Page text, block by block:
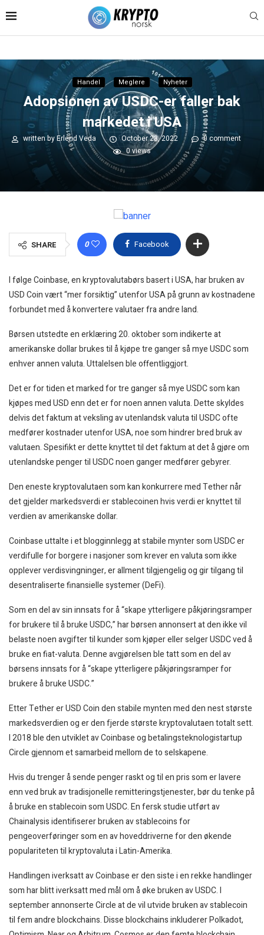
Handel Meglere Nyheter
Adopsionen av USDC-er faller bak
markedet i USA
written byErlend Veda October 23, 2022
0 comment
0 views
SHARE 0 Facebook
I følge Coinbase, en kryptovalutabørs basert i USA, har bruken av
USD Coin vært “mer forsiktig” utenfor USA på grunn av kostnadene
forbundet med å konvertere valutaer fra andre land.
Børsen utstedte en erklæring 20. oktober som indikerte at
amerikanske dollar brukes til å kjøpe tre ganger så mye USDC som
enhver annen valuta. Uttalelsen ble offentliggjort.
Det er for tiden et marked for tre ganger så mye USDC som kan
kjøpes med USD enn det er for noen annen valuta. Dette skyldes
delvis det faktum at veksling av utenlandsk valuta til USDC ofte
medfører kostnader utenfor USA, noe som hindrer bred bruk av
valutaen. Spesifikt er dette knyttet til det faktum at det å gjøre om
utenlandske penger til USDC noen ganger medfører gebyrer.
Den eneste kryptovalutaen som kan konkurrere med Tether når
det gjelder markedsverdi er stablecoinen hvis verdi er knyttet til
verdien av amerikanske dollar.
Coinbase uttalte i et blogginnlegg at stabile mynter som USDC er
verdifulle for borgere i nasjoner som krever en valuta som ikke
opplever verdisvingninger, er allment tilgjengelig og gir tilgang til
desentraliserte finansielle systemer (DeFi).
Som en del av sin innsats for å “skape ytterligere påkjøringsramper
for brukere til å bruke USDC,” har børsen annonsert at den ikke vil
belaste noen avgifter til kunder som kjøper eller selger USDC ved å
bruke en fiat-valuta. Denne avgjørelsen ble tatt som en del av
børsens innsats for å “skape ytterligere påkjøringsramper for
brukere å bruke USDC.”
Etter Tether er USD Coin den stabile mynten med den nest største
markedsverdien og er den fjerde største kryptovalutaen totalt sett.
I 2018 ble den utviklet av Coinbase og betalingsteknologistartup
Circle gjennom et samarbeid mellom de to selskapene.
Hvis du trenger å sende penger raskt og til en pris som er lavere
enn ved bruk av tradisjonelle remitteringstjenester, bør du tenke på
å bruke en stablecoin som USDC. En fersk studie utført av
Chainalysis identifiserer bruken av stablecoins for
pengeoverføringer som en av hoveddriverne for den økende
populariteten til kryptovaluta i Latin-Amerika.
Handlingen iverksatt av Coinbase er den siste i en rekke handlinger
som har blitt iverksatt med mål om å øke bruken av USDC. I
september annonserte Circle at de vil utvide bruken av stablecoin
til fem andre blockchains. Disse blockchains inkluderer Polkadot,